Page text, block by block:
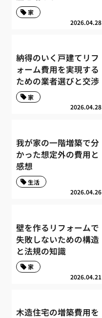
2026.04.28
家
納得のいく戸建てリフ
ォーム費用を実現する
ための業者選びと交渉
2026.04.28
家
我が家の一階増築で分
かった想定外の費用と
感想
2026.04.26
生活
壁を作るリフォームで
失敗しないための構造
と法規の知識
2026.04.21
家
木造住宅の増築費用を